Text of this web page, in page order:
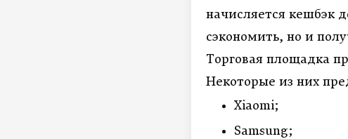
начисляется кешбэк
сэкономить, но и
Торговая площадка
Некоторые из них
Xiaomi;
Samsung;